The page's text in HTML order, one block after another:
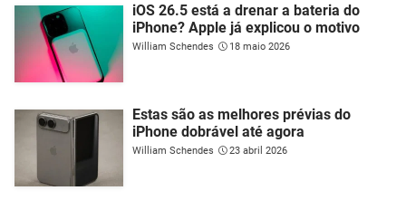
iOS 26.5 está a drenar a bateria do
iPhone? Apple já explicou o motivo
William Schendes 18 maio 2026
Estas são as melhores prévias do
iPhone dobrável até agora
William Schendes 23 abril 2026